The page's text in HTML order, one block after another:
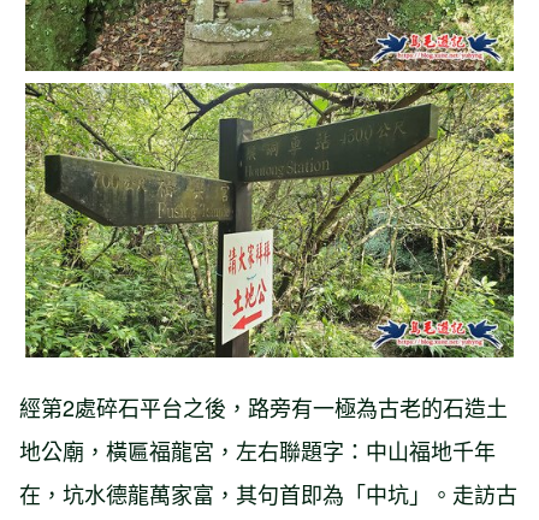
經第2處碎石平台之後，路旁有一極為古老的石造土
地公廟，橫匾福龍宮，左右聯題字：中山福地千年
在，坑水德龍萬家富，其句首即為「中坑」。走訪古